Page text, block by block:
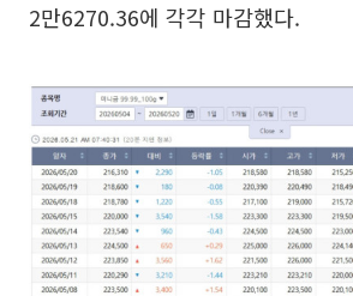
2만6270.36에 각각 마감했다.